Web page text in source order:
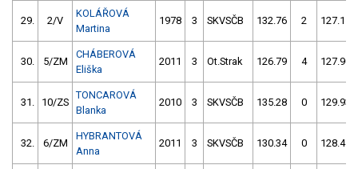
29. 2/V
KOLÁŘOVÁ
Martina
1978 3 SKVSČB 132.76 2 127.15
30. 5/ZM
CHÁBEROVÁ
Eliška
2011 3 Ot.Strak 126.79 4 127.90
31. 10/ZS
TONCAROVÁ
Blanka
2010 3 SKVSČB 135.28 0 129.93
32. 6/ZM
HYBRANTOVÁ
Anna
2011 3 SKVSČB 130.34 0 128.45